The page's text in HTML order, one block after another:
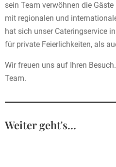
sein Team verwöhnen die
mit regionalen und
hat sich unser Cateringservice
für private Feierlichkeiten, als
Wir freuen uns auf Ihren
Team.
Weiter geht's...